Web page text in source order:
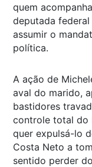
quem
deputada
assumir o
política.
A ação de
aval do marido,
bastidores
controle total do
quer expulsá-lo
Costa Neto a
sentido perder